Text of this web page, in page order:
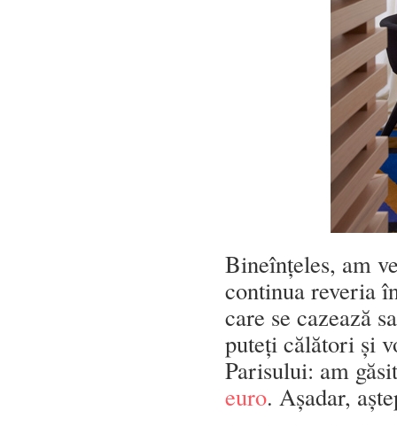
Bineînțeles, am
continua reveria
care se cazează
puteți călători și
Parisului: am
euro. Așadar,